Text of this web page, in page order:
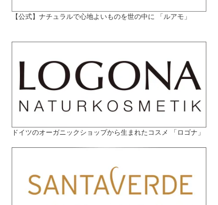
【公式】ナチュラルで心地よいものを世の中に 「ルアモ」
ドイツのオーガニックショップから生まれたコスメ 「ロゴナ」